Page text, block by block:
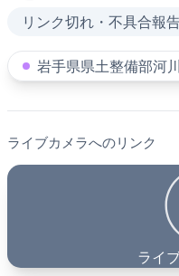
リンク切れ・不具合報
岩手県県土整備部河
ライブカメラへのリンク
ライ